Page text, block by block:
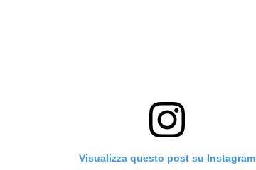
Visualizza questo post su Instagram